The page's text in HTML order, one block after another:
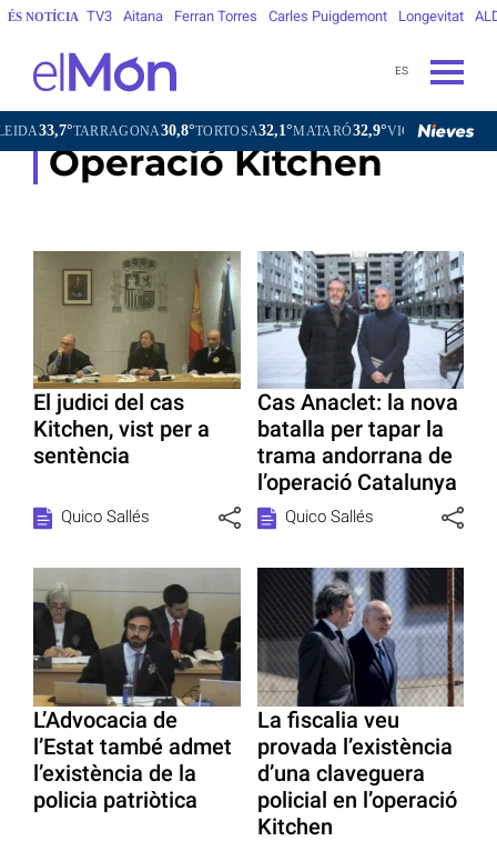
ÉS NOTÍCIA TV3 Aitana Ferran Torres Carles Puigdemont Longevitat
ES
TARRAGONA30,8°TORTOSA32,1°MATARÓ32,9°VIC33,5°
Operació Kitchen
El judici del cas
Kitchen, vist per a
sentència
Quico Sallés
Cas Anaclet: la nova
batalla per tapar la
trama andorrana de
l’operació Catalunya
Quico Sallés
L’Advocacia de
l’Estat també admet
l’existència de la
policia patriòtica
La fiscalia veu
provada l’existència
d’una claveguera
policial en l’operació
Kitchen